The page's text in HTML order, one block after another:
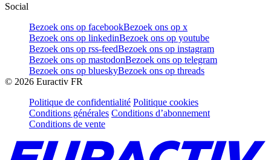
Social
Bezoek ons op facebookBezoek ons op x
Bezoek ons op linkedinBezoek ons op youtube
Bezoek ons op rss-feedBezoek ons op instagram
Bezoek ons op mastodonBezoek ons op telegram
Bezoek ons op blueskyBezoek ons op threads
© 2026 Euractiv FR
Politique de confidentialité Politique cookies
Conditions générales Conditions d’abonnement
Conditions de vente